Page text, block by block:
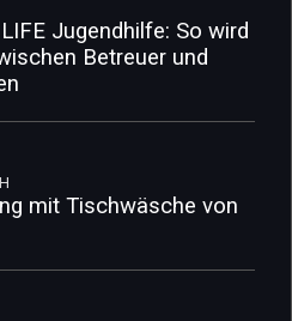
Jugendhilfe: So wird
Betreuer und
mit Tischwäsche von